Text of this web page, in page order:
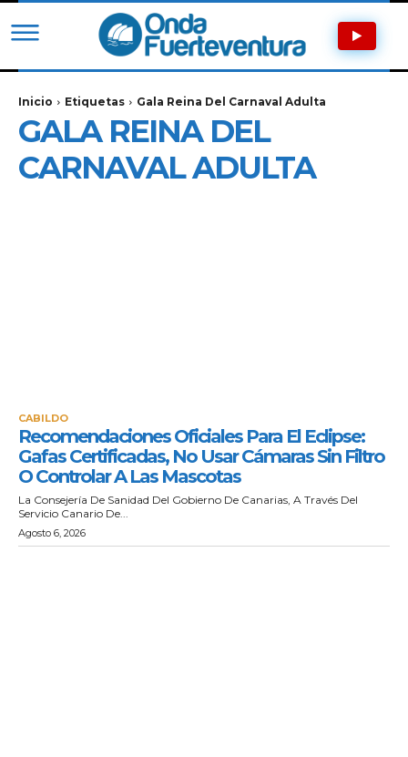
Inicio Etiquetas Gala Reina Del Carnaval Adulta
GALA REINA DEL
CARNAVAL ADULTA
CABILDO
Recomendaciones Oficiales Para El Eclipse:
Gafas Certificadas, No Usar Cámaras Sin Filtro
O Controlar A Las Mascotas
La Consejería De Sanidad Del Gobierno De Canarias, A Través Del
Servicio Canario De...
Agosto 6, 2026